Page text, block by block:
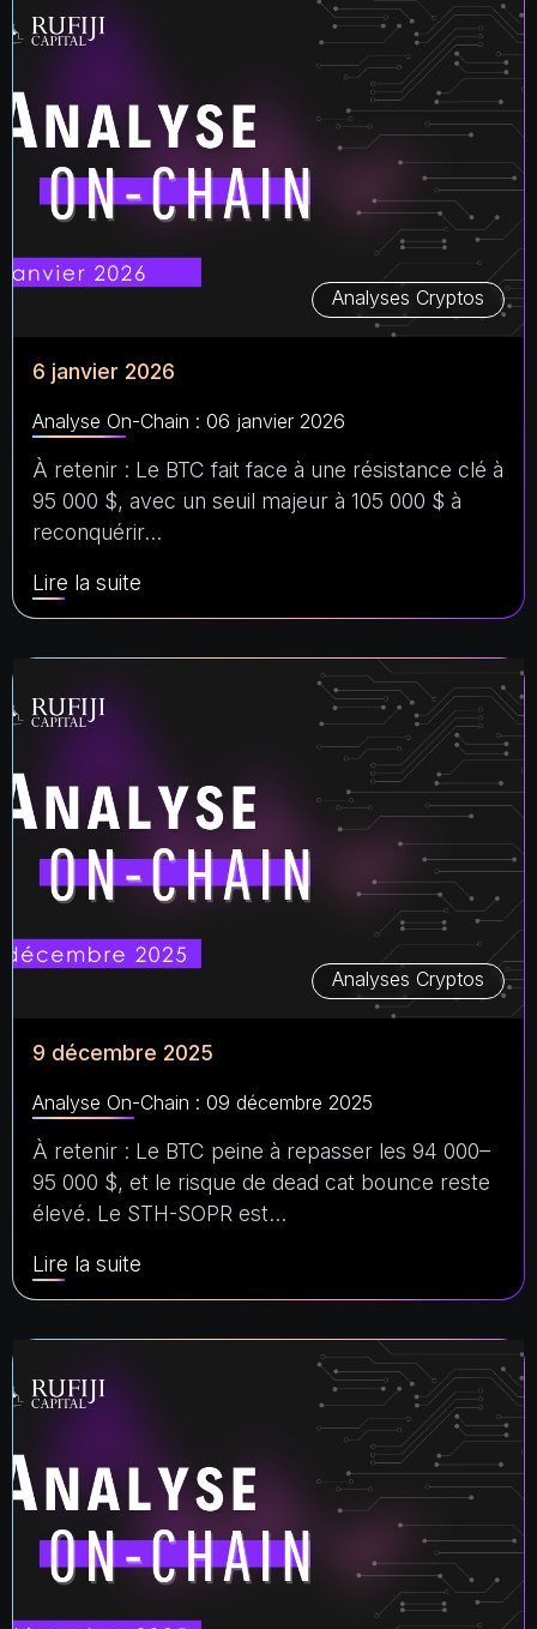
Analyses Cryptos
6 janvier 2026
Analyse On-Chain : 06 janvier 2026
À retenir : Le BTC fait face à une résistance clé à
95 000 $, avec un seuil majeur à 105 000 $ à
reconquérir…
Lire la suite
Analyses Cryptos
9 décembre 2025
Analyse On-Chain : 09 décembre 2025
À retenir : Le BTC peine à repasser les 94 000–
95 000 $, et le risque de dead cat bounce reste
élevé. Le STH-SOPR est…
Lire la suite